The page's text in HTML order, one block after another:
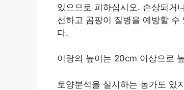
있으므로 피하십시오. 손상되거
선하고 곰팡이 질병을 예방할
다.
이랑의 높이는 20cm 이상으로
토양분석을 실시하는 농가도 있